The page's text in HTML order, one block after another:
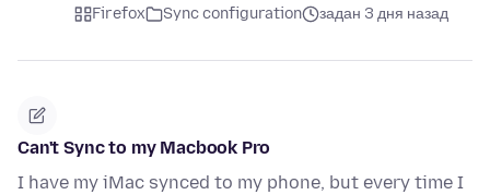
Firefox Sync configuration задан 3 дня назад
Can't Sync to my Macbook Pro
I have my iMac synced to my phone, but every time I